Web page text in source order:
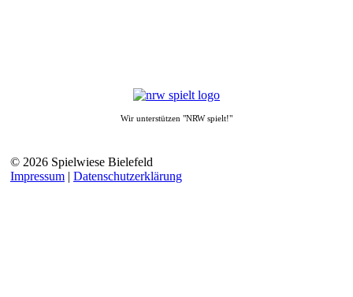
Wir unterstützen "NRW spielt!"
© 2026 Spielwiese Bielefeld
Impressum | Datenschutzerklärung